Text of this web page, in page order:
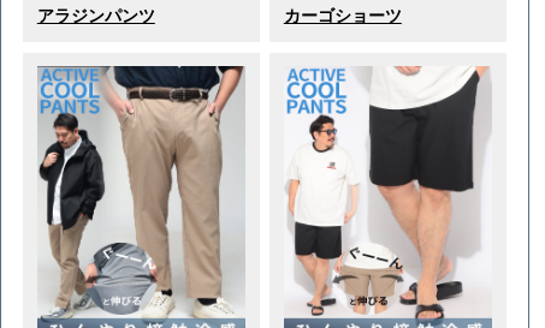
アラジンパンツ
カーゴショーツ